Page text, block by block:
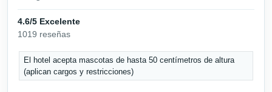
4.6/5 Excelente
1019 reseñas
El hotel acepta mascotas de hasta 50 centímetros de altura
(aplican cargos y restricciones)